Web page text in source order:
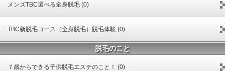
メンズTBC選べる全身脱毛 (0)
TBC新脱毛コース（全身脱毛）脱毛体験 (0)
脱毛のこと
７歳からできる子供脱毛エステのこと！ (0)